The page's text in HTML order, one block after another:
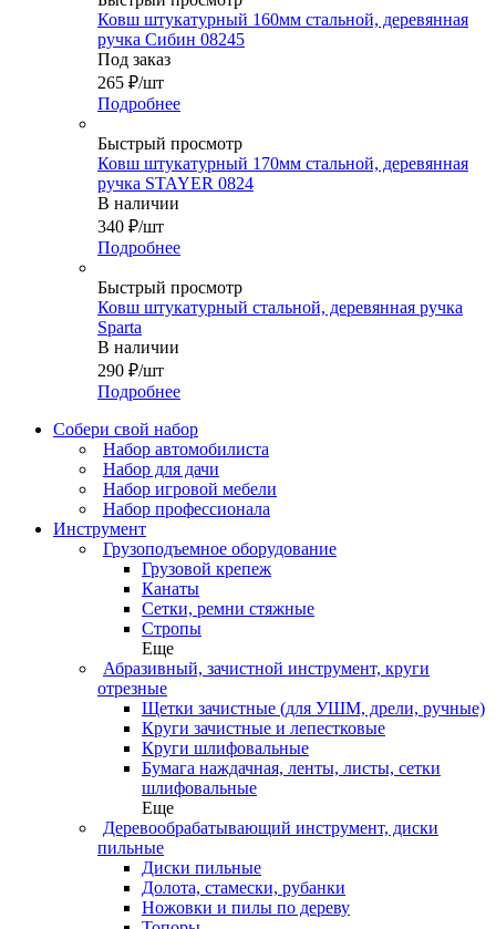
Ковш штукатурный 160мм стальной, деревянная
ручка Сибин 08245
Под заказ
265 ₽/шт
Подробнее
Быстрый просмотр
Ковш штукатурный 170мм стальной, деревянная
ручка STAYER 0824
В наличии
340 ₽/шт
Подробнее
Быстрый просмотр
Ковш штукатурный стальной, деревянная ручка
Sparta
В наличии
290 ₽/шт
Подробнее
Собери свой набор
Набор автомобилиста
Набор для дачи
Набор игровой мебели
Набор профессионала
Инструмент
Грузоподъемное оборудование
Грузовой крепеж
Канаты
Сетки, ремни стяжные
Стропы
Еще
Абразивный, зачистной инструмент, круги
отрезные
Щетки зачистные (для УШМ, дрели, ручные)
Круги зачистные и лепестковые
Круги шлифовальные
Бумага наждачная, ленты, листы, сетки
шлифовальные
Еще
Деревообрабатывающий инструмент, диски
пильные
Диски пильные
Долота, стамески, рубанки
Ножовки и пилы по дереву